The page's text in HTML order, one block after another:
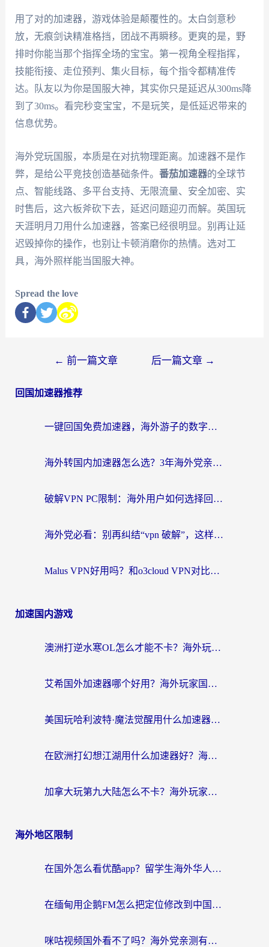
用了对的加速器，游戏体验是颠覆性的。太白剑意秒
放，无痕剑诀精准格挡，团战不再瞬移。更爽的是，野
排时你能当那个指挥全场的宝宝。第一视角全程指挥，
技能衔接、走位预判、集火目标，每个指令都精准传
达。队友以为你是国服大神，其实你只是延迟从300ms降
到了30ms。看完秒变宝宝，不是玩笑，是低延迟带来的
信息优势。
海外党玩国服，本质是在对抗物理距离。加速器不是作
弊，是给公平竞技创造基础条件。 番茄加速器的全球节
点、智能线路、多平台支持、无限流量、安全加密、实
时售后，这六板斧砍下去，延迟问题迎刃而解。英国玩
天涯明月刀用什么加速器，答案已经很明显。别再让延
迟毁掉你的操作，也别让卡顿消磨你的热情。选对工
具，海外照样能当国服大神。
Spread the love
← 前一篇文章 后一篇文章 →
回国加速器推荐
一键回国免费加速器，海外游子的数字归乡路
海外转国内加速器怎么选？3年海外党亲测指南，无缝刷剧玩游戏不再难
破解VPN PC限制：海外用户如何选择回国加速器实现无缝访问国内资源
海外党必看：别再纠结“vpn 破解”，这样选回国加速器才能真正无缝访问国内资源
Malus VPN好用吗？和o3cloud VPN对比哪个回国效果更好？
加速国内游戏
澳洲打逆水寒OL怎么才能不卡？海外玩家国服游戏加速终极指南（附梦幻模拟战地铁跑酷解决办法）
艾希国外加速器哪个好用？海外玩家国服游戏畅玩终极指南（附欧洲玩鸣潮街头篮球实测）
美国玩哈利波特·魔法觉醒用什么加速器？告别延迟的终极指南（含免费QQ炫舞方案+印尼妄想山海秘籍）
在欧洲打幻想江湖用什么加速器好？海外玩家国服游戏畅玩指南
加拿大玩第九大陆怎么不卡？海外玩家国服游戏加速全攻略（附足球世界萤火突击实测）
海外地区限制
在国外怎么看优酷app？留学生海外华人必看的无限制追剧指南
在缅甸用企鹅FM怎么把定位修改到中国国内？海外党解决地域限制的实用指南
咪咕视频国外看不了吗？海外党亲测有效的回国加速解决方案